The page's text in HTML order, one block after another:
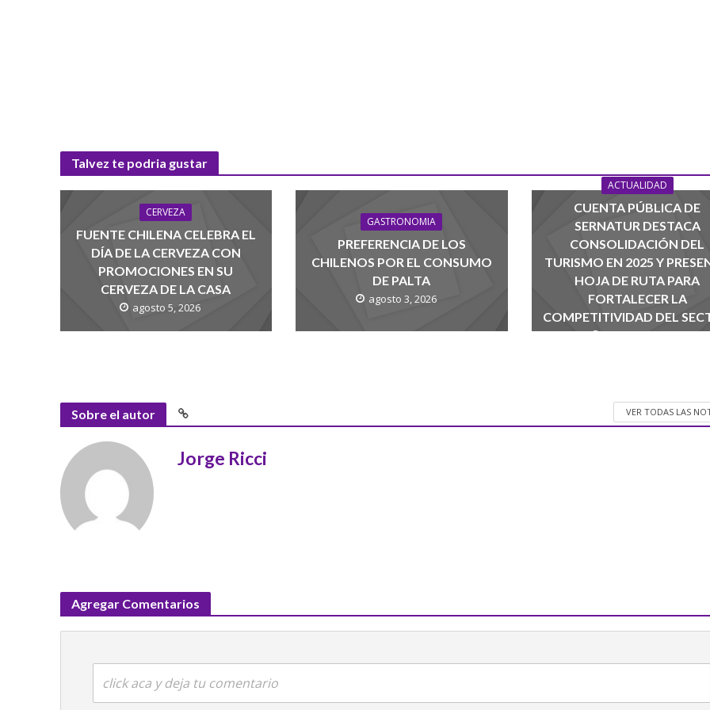
Talvez te podria gustar
CERVEZA
FUENTE CHILENA CELEBRA EL
DÍA DE LA CERVEZA CON
PROMOCIONES EN SU
CERVEZA DE LA CASA
agosto 5, 2026
GASTRONOMIA
PREFERENCIA DE LOS
CHILENOS POR EL CONSUMO
DE PALTA
agosto 3, 2026
ACTUALIDAD
CUENTA PÚBLICA DE
SERNATUR DESTACA
CONSOLIDACIÓN DEL
TURISMO EN 2025 Y
HOJA DE RUTA PARA
FORTALECER LA
COMPETITIVIDAD DEL
agosto 1, 2026
Sobre el autor VER TODAS LAS
Jorge Ricci
Agregar Comentarios
click aca y deja tu comentario